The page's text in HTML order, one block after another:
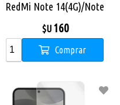
RedMi Note 14(4G)/Note
$U 160
Comprar